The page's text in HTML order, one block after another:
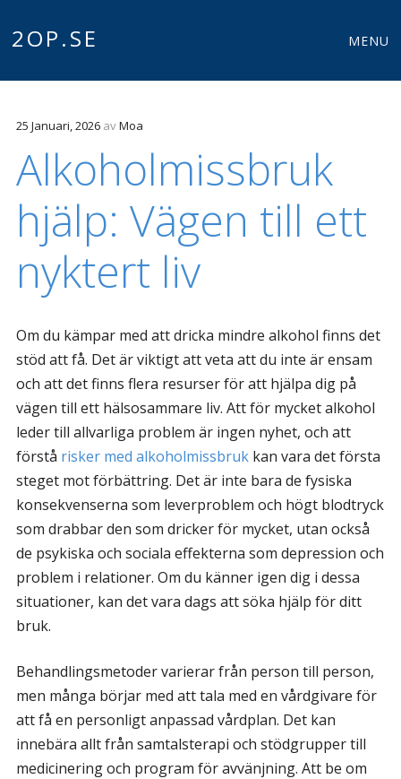
2OP.SE MENU
25 Januari, 2026 avMoa
Alkoholmissbruk
hjälp: Vägen till ett
nyktert liv
Om du kämpar med att dricka mindre alkohol finns det
stöd att få. Det är viktigt att veta att du inte är ensam
och att det finns flera resurser för att hjälpa dig på
vägen till ett hälsosammare liv. Att för mycket alkohol
leder till allvarliga problem är ingen nyhet, och att
förstå risker med alkoholmissbrukkan vara det första
steget mot förbättring. Det är inte bara de fysiska
konsekvenserna som leverproblem och högt blodtryck
som drabbar den som dricker för mycket, utan också
de psykiska och sociala effekterna som depression och
problem i relationer. Om du känner igen dig i dessa
situationer, kan det vara dags att söka hjälp för ditt
bruk.
Behandlingsmetoder varierar från person till person,
men många börjar med att tala med en vårdgivare för
att få en personligt anpassad vårdplan. Det kan
innebära allt från samtalsterapi och stödgrupper till
medicinering och program för avvänjning. Att be om